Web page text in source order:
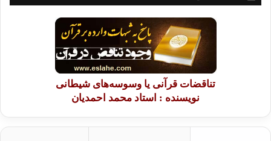
تناقضات قرآنی یا وسوسه‌های شیطانی
نویسنده : استاد محمد احمدیان